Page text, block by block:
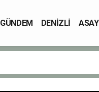
GÜNDEM DENİZLİ